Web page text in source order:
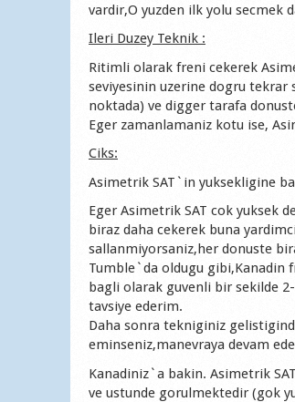
vardir,O yuzden ilk yolu secmek
Ileri Duzey Teknik :
Ritimli olarak freni cekerek
seviyesinin uzerine dogru tekrar
noktada) ve digger tarafa
Eger zamanlamaniz kotu ise,
Ciks:
Asimetrik SAT`in yuksekligine
Eger Asimetrik SAT cok yuksek
biraz daha cekerek buna
sallanmiyorsaniz,her donuste
Tumble`da oldugu gibi,Kanadin
bagli olarak guvenli bir sekilde
tavsiye ederim.
Daha sonra tekniginiz
eminseniz,manevraya devam
Kanadiniz`a bakin. Asimetrik
ve ustunde gorulmektedir (gok